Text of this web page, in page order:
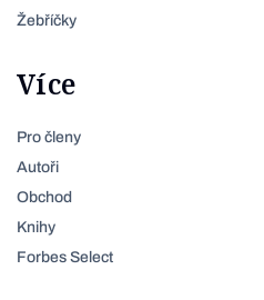
Žebříčky
Více
Pro členy
Autoři
Obchod
Knihy
Forbes Select